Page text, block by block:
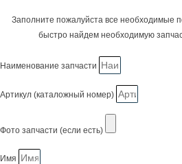
Заполните пожалуйста все
быстро найдем необходимую
Наименование запчасти
Артикул (каталожный номер)
Фото запчасти (если есть)
Имя